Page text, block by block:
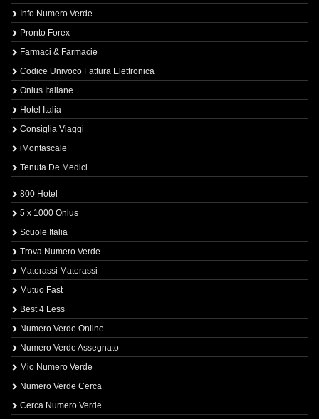
Info Numero Verde
Pronto Forex
Farmaci & Farmacie
Codice Univoco Fattura Elettronica
Onlus Italiane
Hotel Italia
Consiglia Viaggi
iMontascale
Tenuta De Medici
800 Hotel
5 x 1000 Onlus
Scuole Italia
Trova Numero Verde
Materassi Materassi
Mutuo Fast
Best 4 Less
Numero Verde Online
Numero Verde Assegnato
Mio Numero Verde
Numero Verde Cerca
Cerca Numero Verde